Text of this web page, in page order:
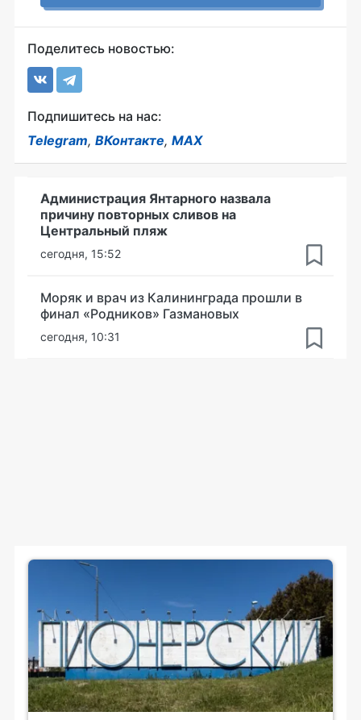
Поделитесь новостью:
Подпишитесь на нас:
Telegram, ВКонтакте, MAX
Администрация Янтарного назвала
причину повторных сливов на
Центральный пляж
сегодня, 15:52
Моряк и врач из Калининграда прошли в
финал «Родников» Газмановых
сегодня, 10:31